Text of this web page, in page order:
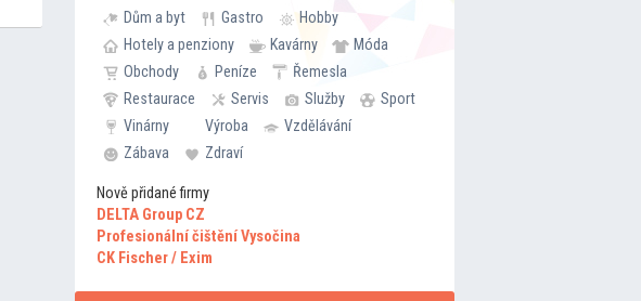
Dům a byt
Gastro
Hobby
Hotely a penziony
Kavárny
Móda
Obchody
Peníze
Řemesla
Restaurace
Servis Služby
Sport
Vinárny
Výroba
Vzdělávání
Zábava
Zdraví
Nově přidané firmy
DELTA Group CZ
Profesionální čištění Vysočina
CK Fischer / Exim